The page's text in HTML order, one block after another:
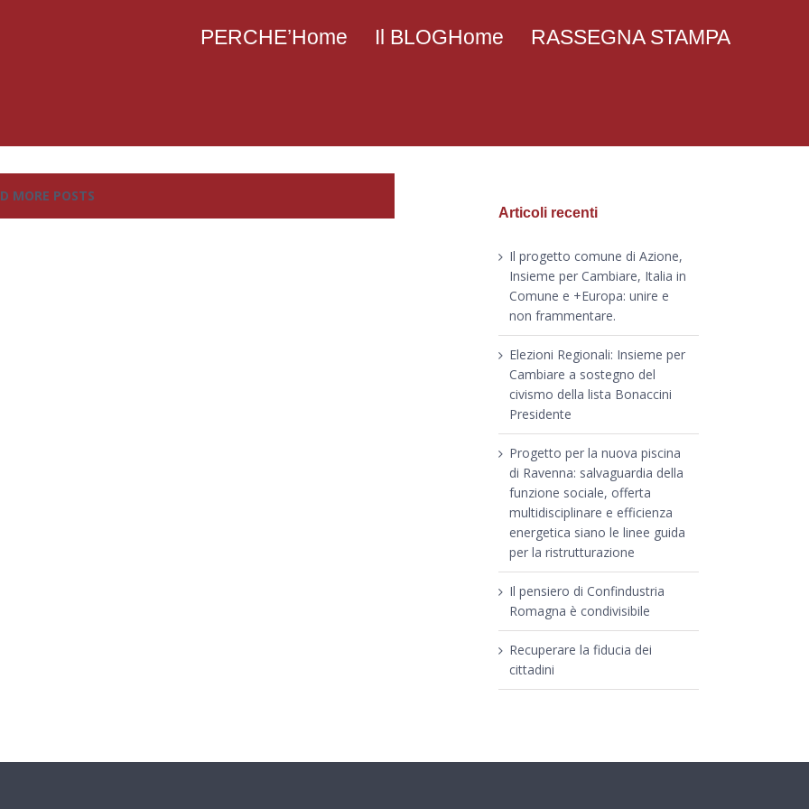
PERCHE’Home Il BLOGHome RASSEGNA STAMPA
MORE POSTS
Articoli recenti
Il progetto comune di Azione,
Insieme per Cambiare, Italia in
Comune e +Europa: unire e
non frammentare.
Elezioni Regionali: Insieme per
Cambiare a sostegno del
civismo della lista Bonaccini
Presidente
Progetto per la nuova piscina
di Ravenna: salvaguardia della
funzione sociale, offerta
multidisciplinare e efficienza
energetica siano le linee guida
per la ristrutturazione
Il pensiero di Confindustria
Romagna è condivisibile
Recuperare la fiducia dei
cittadini